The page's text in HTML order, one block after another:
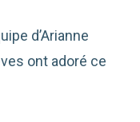
d’Arianne
ont adoré ce